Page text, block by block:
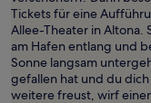
Verfügbarkeiten
können
sich
ändern.
Es
können
Tickets für eine
Allee-Theater in Altona.
am Hafen entlang und
Sonne langsam
gefallen hat und du
weitere freust, wirf